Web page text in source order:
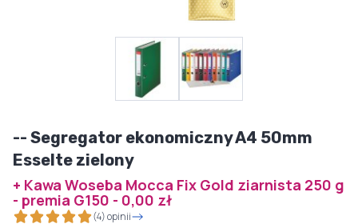
-- Segregator ekonomiczny A4 50mm
Esselte zielony
+ Kawa Woseba Mocca Fix Gold ziarnista 250 g
- premia G150 - 0,00 zł
(4) opinii